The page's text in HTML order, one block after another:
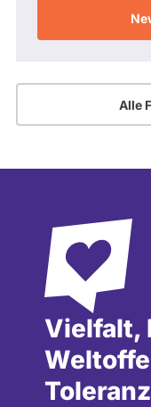
Alle
Vielfalt,
Toleranz